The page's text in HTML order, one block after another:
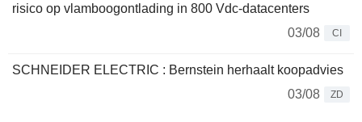
risico op vlamboogontlading in 800 Vdc-datacenters
03/08
CI
SCHNEIDER ELECTRIC : Bernstein herhaalt koopadvies
03/08
ZD